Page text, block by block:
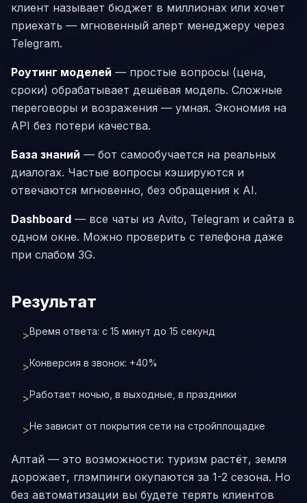
клиент называет бюджет в миллионах или хочет
приехать — мгновенный алерт менеджеру через
Telegram.
Роутинг моделей — простые вопросы (цена,
сроки) обрабатывает дешёвая модель. Сложные
переговоры и возражения — умная. Экономия на
API без потери качества.
База знаний — бот самообучается на реальных
диалогах. Частые вопросы кэшируются и
отвечаются мгновенно, без обращения к AI.
Dashboard — все чаты из Avito, Telegram и сайта в
одном окне. Можно проверить с телефона даже
при слабом 3G.
Результат
>Время ответа: с 15 минут до 15 секунд
>Конверсия в звонок: +40%
>Работает ночью, в выходные, в праздники
>Не зависит от покрытия сети на стройплощадке
Алтай — это возможности: туризм растёт, земля
дорожает, глэмпинги окупаются за 1-2 сезона. Но
без автоматизации вы будете терять клиентов